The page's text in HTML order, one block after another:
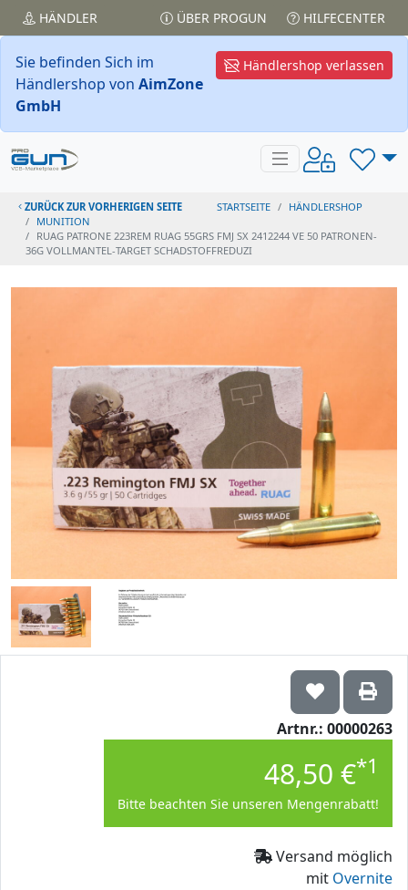
HÄNDLER ÜBER PROGUN HILFECENTER
Händlershop verlassen
Sie befinden Sich im
Händlershop von AimZone
GmbH
ZURÜCK ZUR VORHERIGEN SEITE STARTSEITE
HÄNDLERSHOP
MUNITION
RUAG PATRONE 223REM RUAG 55GRS FMJ SX 2412244 VE 50 PATRONEN-
36G VOLLMANTEL-TARGET SCHADSTOFFREDUZI
Artnr.: 00000263
48,50 €*1
Bitte beachten Sie unseren Mengenrabatt!
Versand möglich
mit Overnite